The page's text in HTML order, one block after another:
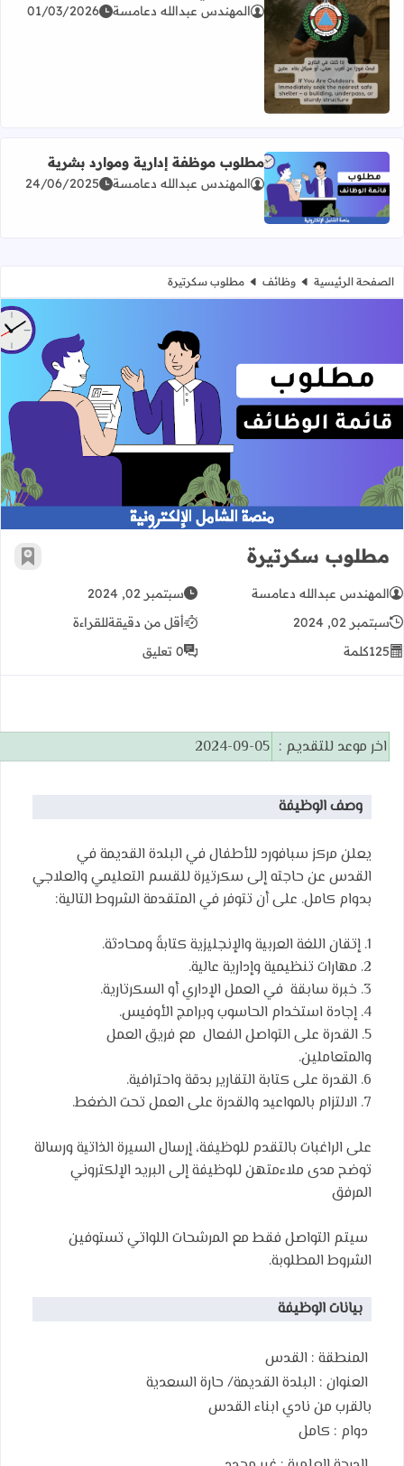
اقرأ المزيد عن تعليمات هامة من الدفاع المدني الفلسطيني
المهندس عبدالله دعامسة 01/03/2026
اقرأ المزيد عن مطلوب موظفة إدارية وموارد بشرية
مطلوب موظفة إدارية وموارد بشرية
المهندس عبدالله دعامسة 24/06/2025
الصفحة الرئيسية وظائف مطلوب سكرتيرة
مطلوب سكرتيرة
مطلوب سكرتيرة أضف
المهندس عبدالله دعامسة
سبتمبر 02, 2024
سبتمبر 02, 2024
أقل من دقيقةللقراءة
125كلمة 0 تعليق
اخر موعد للتقديم : 2024-09-05
وصف الوظيفة
يعلن مركز سبافورد للأطفال في البلدة القديمة في
القدس عن حاجته إلى سكرتيرة للقسم التعليمي والعلاجي
بدوام كامل. على أن تتوفر في المتقدمة الشروط التالية:
1. إتقان اللغة العربية والإنجليزية كتابةً ومحادثة.
2. مهارات تنظيمية وإدارية عالية.
3. خبرة سابقة في العمل الإداري أو السكرتارية.
4. إجادة استخدام الحاسوب وبرامج الأوفيس.
5. القدرة على التواصل الفعال مع فريق العمل
والمتعاملين.
6. القدرة على كتابة التقارير بدقة واحترافية.
7. الالتزام بالمواعيد والقدرة على العمل تحت الضغط.
على الراغبات بالتقدم للوظيفة، إرسال السيرة الذاتية ورسالة
توضح مدى ملاءمتهن للوظيفة إلى البريد الإلكتروني
المرفق
سيتم التواصل فقط مع المرشحات اللواتي تستوفين
الشروط المطلوبة.
بيانات الوظيفة
المنطقة : القدس
العنوان : البلدة القديمة/ حارة السعدية
بالقرب من نادي ابناء القدس
دوام : كامل